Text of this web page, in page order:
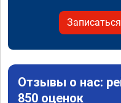
Записаться
Отзывы о нас:
850 оценок